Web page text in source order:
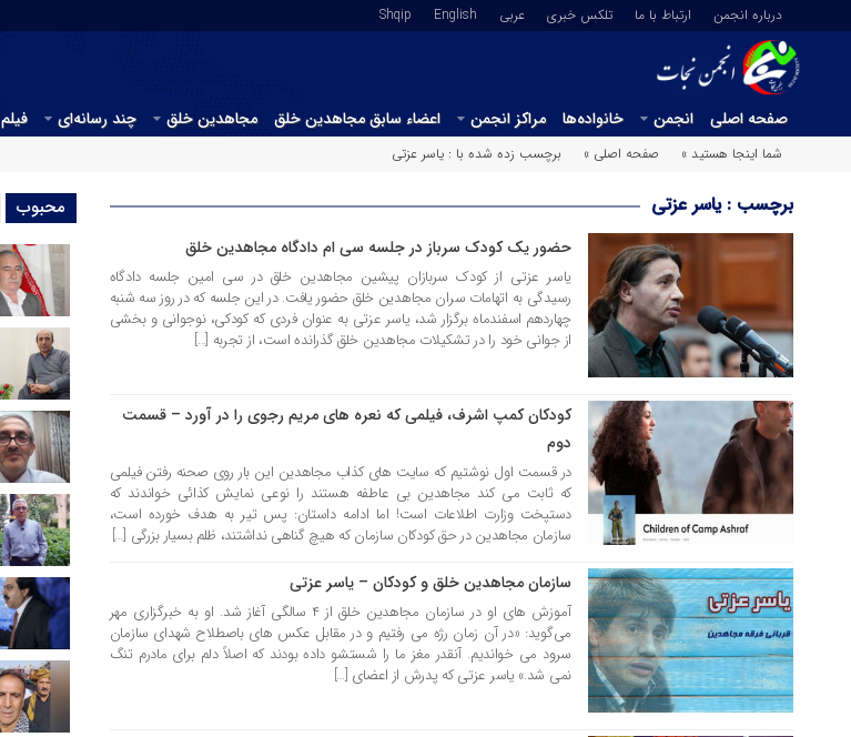
درباره انجمن ارتباط با ما تلکس خبری عربي English
Shqip
صفحه اصلی انجمن خانواده‌ها مراکز انجمن اعضاء سابق مجاهدین خلق مجاهدین خلق چند رسانه‌ای فیلم
شما اینجا هستید »
صفحه اصلی » برچسب زده شده با : یاسر عزتی
برچسب : یاسر عزتی
15 اسفند 1403 حضور یک کودک سرباز در جلسه سی ام دادگاه مجاهدین خلق
یاسر عزتی از کودک سربازان پیشین مجاهدین خلق در سی امین جلسه دادگاه
رسیدگی به اتهامات سران مجاهدین خلق حضور یافت. در این جلسه که در روز سه شنبه
چهاردهم اسفندماه برگزار شد، یاسر عزتی به عنوان فردی که کودکی، نوجوانی و بخشی
از جوانی خود را در تشکیلات مجاهدین خلق گذرانده است، از تجربه […]
15 بهمن 1402
کودکان کمپ اشرف، فیلمی که نعره های مریم رجوی را در آورد – قسمت
دوم
در قسمت اول نوشتیم که سایت های کذاب مجاهدین این بار روی صحنه رفتن فیلمی
که ثابت می کند مجاهدین بی عاطفه هستند را نوعی نمایش کذائی خواندند که
دستپخت وزارت اطلاعات است! اما ادامه داستان: پس تیر به هدف خورده است،
سازمان مجاهدین در حق کودکان سازمان که هیچ گناهی نداشتند، ظلم بسیار بزرگی […]
15 شهریور 1399 سازمان مجاهدین خلق و کودکان – یاسر عزتی
آموزش های او در سازمان مجاهدین خلق از ۴ سالگی آغاز شد. او به خبرگزاری مهر
می‌گوید: «در آن زمان رژه می رفتیم و در مقابل عکس های باصطلاح شهدای سازمان
سرود می خواندیم. آنقدر مغز ما را شستشو داده بودند که اصلاً دلم برای مادرم تنگ
نمی شد.» یاسر عزتی که پدرش از اعضای […]
محبوب